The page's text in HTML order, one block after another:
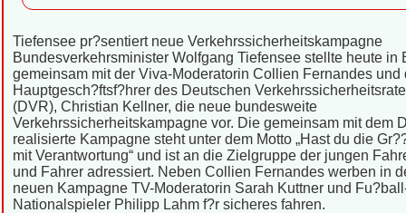
Tiefensee pr?sentiert neue Verkehrssicherheitskampagne
Bundesverkehrsminister Wolfgang Tiefensee stellte heute in
gemeinsam mit der Viva-Moderatorin Collien Fernandes und
Hauptgesch?ftsf?hrer des Deutschen
(DVR), Christian Kellner, die neue bundesweite
Verkehrssicherheitskampagne vor. Die gemeinsam mit dem
realisierte Kampagne steht unter dem Motto „Hast du die
mit Verantwortung“ und ist an die Zielgruppe der jungen
und Fahrer adressiert. Neben Collien Fernandes werben in
neuen Kampagne TV-Moderatorin Sarah Kuttner und
Nationalspieler Philipp Lahm f?r sicheres fahren.